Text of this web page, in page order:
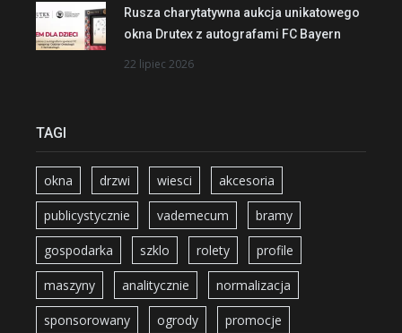
Rusza charytatywna aukcja unikatowego
okna Drutex z autografami FC Bayern
22 lipiec 2026
TAGI
okna drzwi wiesci akcesoria
publicystycznie vademecum bramy
gospodarka szklo rolety profile
maszyny analitycznie normalizacja
sponsorowany ogrody promocje